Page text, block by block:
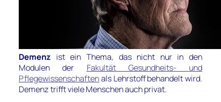
Demenz ist ein Thema, das nicht nur in den
Modulen der Fakultät Gesundheits- und
Pflegewissenschaftenals Lehrstoff behandelt wird.
Demenz trifft viele Menschen auch privat.